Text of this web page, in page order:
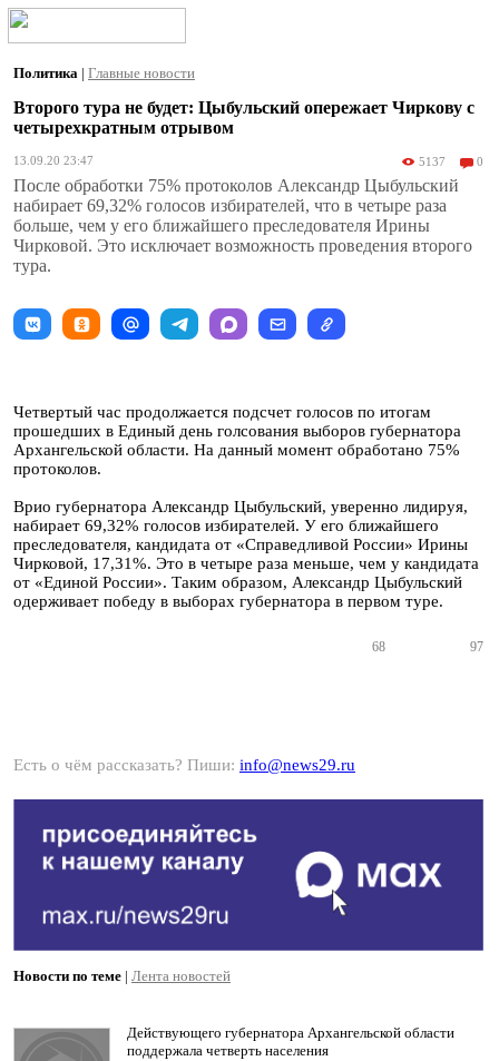
Политика | Главные новости
Второго тура не будет: Цыбульский опережает Чиркову с
четырехкратным отрывом
13.09.20 23:47 5137 0
После обработки 75% протоколов Александр Цыбульский
набирает 69,32% голосов избирателей, что в четыре раза
больше, чем у его ближайшего преследователя Ирины
Чирковой. Это исключает возможность проведения второго
тура.
Четвертый час продолжается подсчет голосов по итогам
прошедших в Единый день голсования выборов губернатора
Архангельской области. На данный момент обработано 75%
протоколов.
Врио губернатора Александр Цыбульский, уверенно лидируя,
набирает 69,32% голосов избирателей. У его ближайшего
преследователя, кандидата от «Справедливой России» Ирины
Чирковой, 17,31%. Это в четыре раза меньше, чем у кандидата
от «Единой России». Таким образом, Александр Цыбульский
одерживает победу в выборах губернатора в первом туре.
68 97
Есть о чём рассказать? Пиши: info@news29.ru
Новости по теме | Лента новостей
Действующего губернатора Архангельской области
поддержала четверть населения